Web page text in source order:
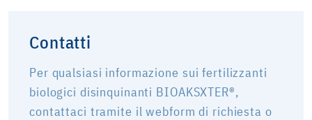
Contatti
Per qualsiasi informazione sui fertilizzanti
biologici disinquinanti BIOAKSXTER®,
contattaci tramite il webform di richiesta o